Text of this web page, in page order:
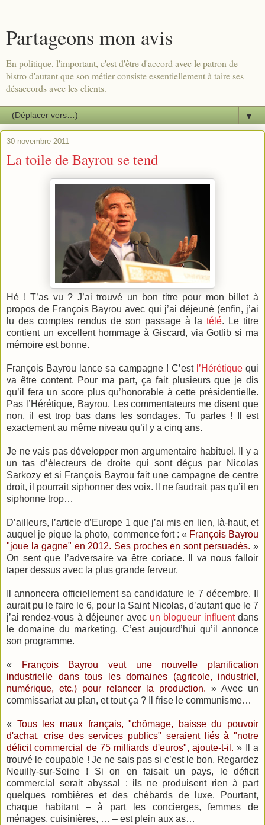
Partageons mon avis
En politique, l'important, c'est d'être d'accord avec le patron de
bistro d'autant que son métier consiste essentiellement à taire ses
désaccords avec les clients.
▼
30 novembre 2011
La toile de Bayrou se tend
Hé ! T’as vu ? J’ai trouvé un bon titre pour mon billet à
propos de François Bayrou avec qui j’ai déjeuné (enfin, j’ai
lu des comptes rendus de son passage à la télé. Le titre
contient un excellent hommage à Giscard, via Gotlib si ma
mémoire est bonne.
François Bayrou lance sa campagne ! C’est l’Hérétiquequi
va être content. Pour ma part, ça fait plusieurs que je dis
qu’il fera un score plus qu’honorable à cette présidentielle.
Pas l’Hérétique, Bayrou. Les commentateurs me disent que
non, il est trop bas dans les sondages. Tu parles ! Il est
exactement au même niveau qu’il y a cinq ans.
Je ne vais pas développer mon argumentaire habituel. Il y a
un tas d’électeurs de droite qui sont déçus par Nicolas
Sarkozy et si François Bayrou fait une campagne de centre
droit, il pourrait siphonner des voix. Il ne faudrait pas qu’il en
siphonne trop…
D’ailleurs, l’article d’Europe 1 que j’ai mis en lien, là-haut, et
auquel je pique la photo, commence fort : « François Bayrou
"joue la gagne" en 2012. Ses proches en sont persuadés. »
On sent que l’adversaire va être coriace. Il va nous falloir
taper dessus avec la plus grande ferveur.
Il annoncera officiellement sa candidature le 7 décembre. Il
aurait pu le faire le 6, pour la Saint Nicolas, d’autant que le 7
j’ai rendez-vous à déjeuner avec un blogueur influentdans
le domaine du marketing. C’est aujourd’hui qu’il annonce
son programme.
«
François Bayrou veut une nouvelle planification
industrielle dans tous les domaines (agricole, industriel,
numérique, etc.) pour relancer la production. » Avec un
commissariat au plan, et tout ça ? Il frise le communisme…
« Tous les maux français, "chômage, baisse du pouvoir
d'achat, crise des services publics" seraient liés à "notre
déficit commercial de 75 milliards d'euros", ajoute-t-il. » Il a
trouvé le coupable ! Je ne sais pas si c’est le bon. Regardez
Neuilly-sur-Seine ! Si on en faisait un pays, le déficit
commercial serait abyssal : ils ne produisent rien à part
quelques rombières et des chébards de luxe. Pourtant,
chaque habitant – à part les concierges, femmes de
ménages, cuisinières, … – est plein aux as…